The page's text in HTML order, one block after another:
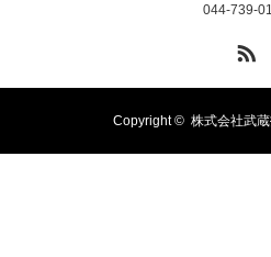
044-739-
Copyright © 株式会社武